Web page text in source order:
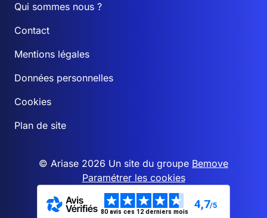
Qui sommes nous ?
Contact
Mentions légales
Données personnelles
Cookies
Plan de site
© Ariase 2026 Un site du groupe Bemove
Paramétrer les cookies
80 avis ces 12 derniers mois
4,7/5